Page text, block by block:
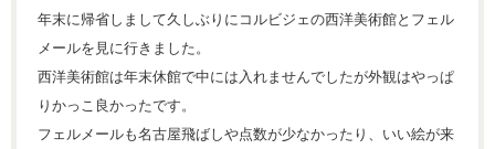
年末に帰省しまして久しぶりにコルビジェの西洋美術館とフェル
メールを見に行きました。
西洋美術館は年末休館で中には入れませんでしたが外観はやっぱ
りかっこ良かったです。
フェルメールも名古屋飛ばしや点数が少なかったり、いい絵が来